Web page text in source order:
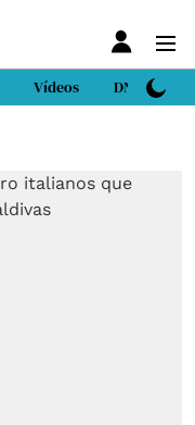
Vídeos DN Sport